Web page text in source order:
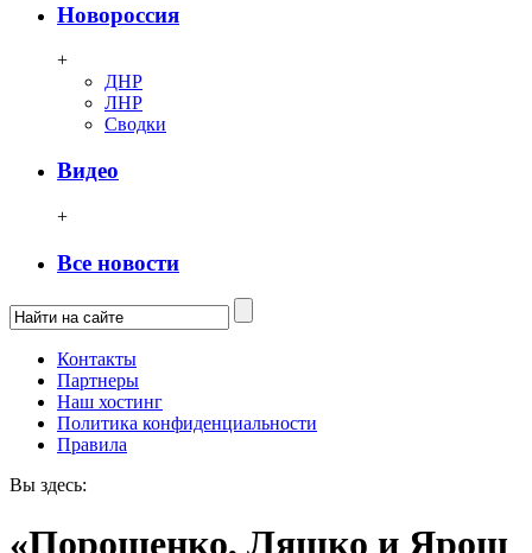
Новороссия
+
ДНР
ЛНР
Сводки
Видео
+
Все новости
Контакты
Партнеры
Наш хостинг
Политика конфиденциальности
Правила
Вы здесь:
«Порошенко, Ляшко и Ярош